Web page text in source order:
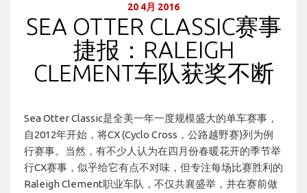
20 4月 2016
SEA OTTER CLASSIC赛事
捷报：RALEIGH
CLEMENT车队获奖不断
Sea Otter Classic是全美一年一度规模盛大的单车赛事，
自2012年开始，将CX (Cyclo Cross，公路越野赛)列为例
行赛事。当然，有不少人认为在四月份春暖花开的季节举
行CX赛事，似乎给它有点不对味，但专注每场比赛胜利的
Raleigh Clement职业车队，不仅共襄盛举，并在赛前做